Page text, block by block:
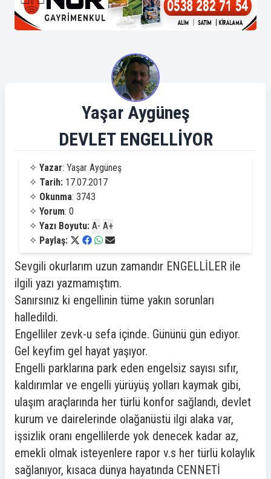
Yaşar Aygüneş
DEVLET ENGELLİYOR
✧ Yazar: Yaşar Aygüneş
✧ Tarih: 17.07.2017
✧ Okunma: 3743
✧ Yorum: 0
✧ Yazı Boyutu: A- A+
✧ Paylaş:
Sevgili okurlarım uzun zamandır ENGELLİLER ile
ilgili yazı yazmamıştım.
Sanırsınız ki engellinin tüme yakın sorunları
halledildi.
Engelliler zevk-u sefa içinde. Gününü gün ediyor.
Gel keyfim gel hayat yaşıyor.
Engelli parklarına park eden engelsiz sayısı sıfır,
kaldırımlar ve engelli yürüyüş yolları kaymak gibi,
ulaşım araçlarında her türlü konfor sağlandı, devlet
kurum ve dairelerinde olağanüstü ilgi alaka var,
işsizlik oranı engellilerde yok denecek kadar az,
emekli olmak isteyenlere rapor v.s her türlü kolaylık
sağlanıyor, kısaca dünya hayatında CENNETİ